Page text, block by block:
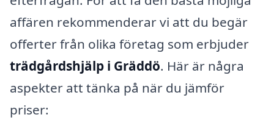
affären rekommenderar vi att du begär
offerter från olika företag som erbjuder
trädgårdshjälp i Gräddö. Här är några
aspekter att tänka på när du jämför
priser: